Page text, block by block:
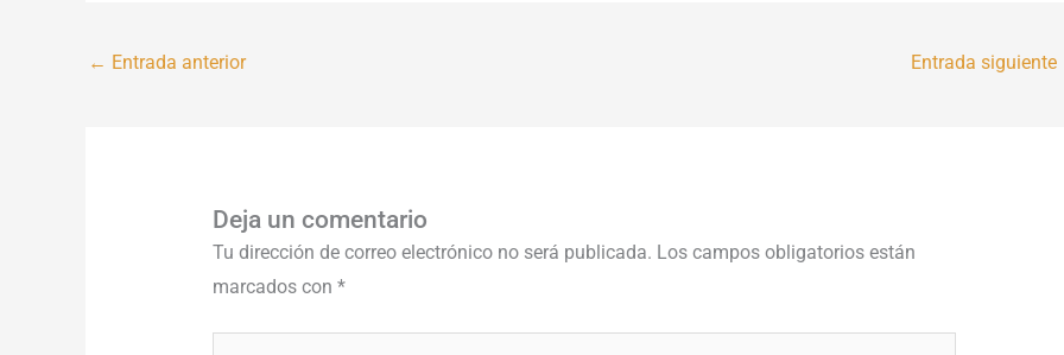
← Entrada anterior Entrada siguiente
Deja un comentario
Tu dirección de correo electrónico no será publicada. Los campos obligatorios están
marcados con *